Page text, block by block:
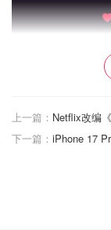
终于支持5G！
等了5年，Apple
上一篇：
下一篇： iPhone 17